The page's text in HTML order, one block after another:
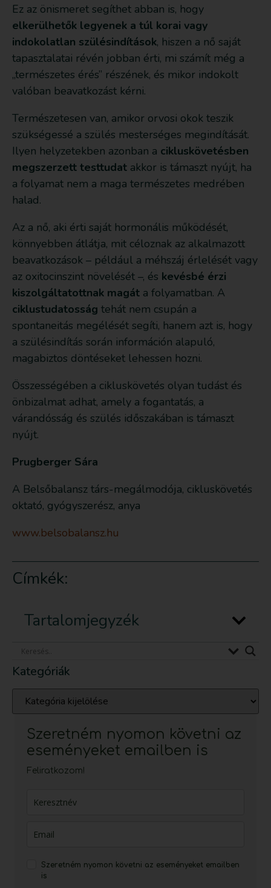
Ez az önismeret segíthet abban is, hogy
elkerülhetők legyenek a túl korai vagy
indokolatlan szülésindítások, hiszen a nő saját
tapasztalatai révén jobban érti, mi számít még a
„természetes érés” részének, és mikor indokolt
valóban beavatkozást kérni.
Természetesen van, amikor orvosi okok teszik
szükségessé a szülés mesterséges megindítását.
Ilyen helyzetekben azonban a cikluskövetésben
megszerzett testtudat akkor is támaszt nyújt, ha
a folyamat nem a maga természetes medrében
halad.
Az a nő, aki érti saját hormonális működését,
könnyebben átlátja, mit céloznak az alkalmazott
beavatkozások – például a méhszáj érlelését vagy
az oxitocinszint növelését –, és kevésbé érzi
kiszolgáltatottnak magát a folyamatban. A
ciklustudatosság tehát nem csupán a
spontaneitás megélését segíti, hanem azt is, hogy
a szülésindítás során információn alapuló,
magabiztos döntéseket lehessen hozni.
Összességében a cikluskövetés olyan tudást és
önbizalmat adhat, amely a fogantatás, a
várandósság és szülés időszakában is támaszt
nyújt.
Prugberger Sára
A Belsőbalansz társ-megálmodója, cikluskövetés
oktató, gyógyszerész, anya
www.belsobalansz.hu
Címkék:
Tartalomjegyzék
Kategóriák
Szeretném nyomon követni az
eseményeket emailben is
Feliratkozom!
Szeretném nyomon követni az eseményeket emailben
is